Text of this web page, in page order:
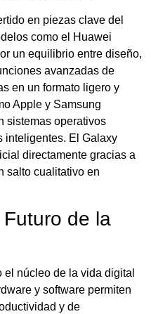
en piezas clave del
como el Huawei
un equilibrio entre diseño,
avanzadas de
en un formato ligero y
Apple y Samsung
sistemas operativos
inteligentes. El Galaxy
directamente gracias a
salto cualitativo en
de la
núcleo de la vida digital
y software permiten
y de